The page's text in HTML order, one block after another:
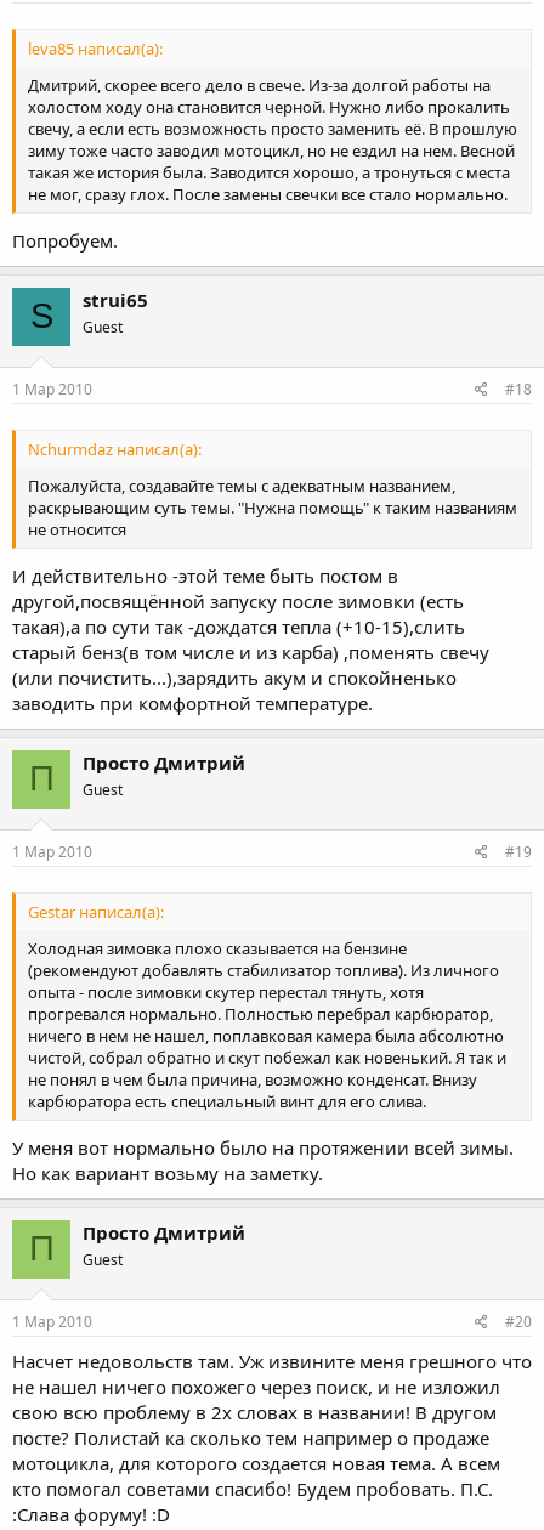
leva85 написал(а):
Дмитрий, скорее всего дело в свече. Из-за долгой работы на
холостом ходу она становится черной. Нужно либо прокалить
свечу, а если есть возможность просто заменить её. В прошлую
зиму тоже часто заводил мотоцикл, но не ездил на нем. Весной
такая же история была. Заводится хорошо, а тронуться с места
не мог, сразу глох. После замены свечки все стало нормально.
Попробуем.
S strui65
Guest
1 Мар 2010 #18
Nchurmdaz написал(а):
Пожалуйста, создавайте темы с адекватным названием,
раскрывающим суть темы. "Нужна помощь" к таким названиям
не относится
И действительно -этой теме быть постом в
другой,посвящённой запуску после зимовки (есть
такая),а по сути так -дождатся тепла (+10-15),слить
старый бенз(в том числе и из карба) ,поменять свечу
(или почистить...),зарядить акум и спокойненько
заводить при комфортной температуре.
П Просто Дмитрий
Guest
1 Мар 2010 #19
Gestar написал(а):
Холодная зимовка плохо сказывается на бензине
(рекомендуют добавлять стабилизатор топлива). Из личного
опыта - после зимовки скутер перестал тянуть, хотя
прогревался нормально. Полностью перебрал карбюратор,
ничего в нем не нашел, поплавковая камера была абсолютно
чистой, собрал обратно и скут побежал как новенький. Я так и
не понял в чем была причина, возможно конденсат. Внизу
карбюратора есть специальный винт для его слива.
У меня вот нормально было на протяжении всей зимы.
Но как вариант возьму на заметку.
П Просто Дмитрий
Guest
1 Мар 2010 #20
Насчет недовольств там. Уж извините меня грешного что
не нашел ничего похожего через поиск, и не изложил
свою всю проблему в 2х словах в названии! В другом
посте? Полистай ка сколько тем например о продаже
мотоцикла, для которого создается новая тема. А всем
кто помогал советами спасибо! Будем пробовать. П.С.
:Слава форуму! :D